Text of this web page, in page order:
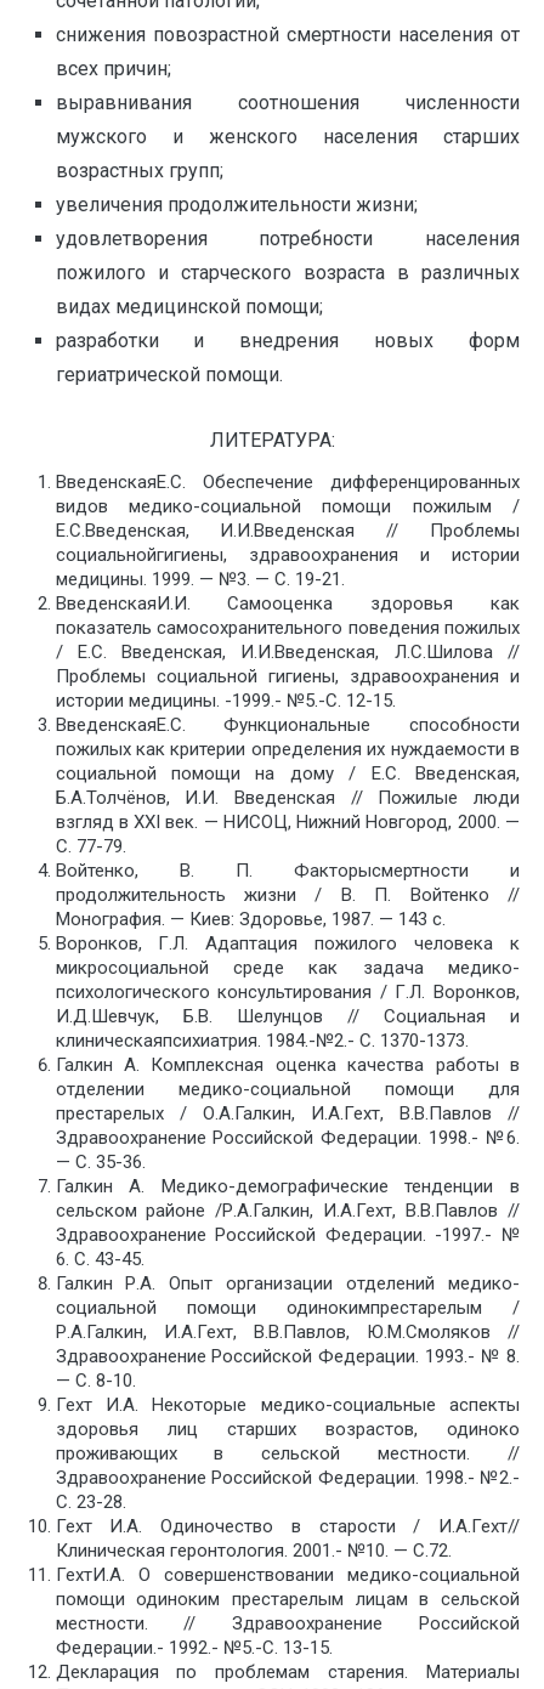
снижения повозрастной смертности населения от
всех причин;
выравнивания соотношения численности
мужского и женского населения старших
возрастных групп;
увеличения продолжительности жизни;
удовлетворения потребности населения
пожилого и старческого возраста в различных
видах медицинской помощи;
разработки и внедрения новых форм
гериатрической помощи.
ЛИТЕРАТУРА:
ВведенскаяЕ.С. Обеспечение дифференцированных
видов медико-социальной помощи пожилым /
Е.С.Введенская, И.И.Введенская // Проблемы
социальнойгигиены, здравоохранения и истории
медицины. 1999. — №3. — С. 19-21.
ВведенскаяИ.И. Самооценка здоровья как
показатель самосохранительного поведения пожилых
/ Е.С. Введенская, И.И.Введенская, Л.С.Шилова //
Проблемы социальной гигиены, здравоохранения и
истории медицины. -1999.- №5.-С. 12-15.
ВведенскаяЕ.С. Функциональные способности
пожилых как критерии определения их нуждаемости в
социальной помощи на дому / Е.С. Введенская,
Б.А.Толчёнов, И.И. Введенская // Пожилые люди
взгляд в XXI век. — НИСОЦ, Нижний Новгород, 2000. —
С. 77-79.
Войтенко, В. П. Факторысмертности и
продолжительность жизни / В. П. Войтенко //
Монография. — Киев: Здоровье, 1987. — 143 с.
Воронков, Г.Л. Адаптация пожилого человека к
микросоциальной среде как задача медико-
психологического консультирования / Г.Л. Воронков,
И.Д.Шевчук, Б.В. Шелунцов // Социальная и
клиническаяпсихиатрия. 1984.-№2.- С. 1370-1373.
Галкин A. Комплексная оценка качества работы в
отделении медико-социальной помощи для
престарелых / О.А.Галкин, И.А.Гехт, В.В.Павлов //
Здравоохранение Российской Федерации. 1998.- №6.
— С. 35-36.
Галкин A. Медико-демографические тенденции в
сельском районе /Р.А.Галкин, И.А.Гехт, В.В.Павлов //
Здравоохранение Российской Федерации. -1997.- №
6. С. 43-45.
Галкин Р.А. Опыт организации отделений медико-
социальной помощи одинокимпрестарелым /
Р.А.Галкин, И.А.Гехт, В.В.Павлов, Ю.М.Смоляков //
Здравоохранение Российской Федерации. 1993.- № 8.
— С. 8-10.
Гехт И.А. Некоторые медико-социальные аспекты
здоровья лиц старших возрастов, одиноко
проживающих в сельской местности. //
Здравоохранение Российской Федерации. 1998.- №2.-
С. 23-28.
Гехт И.А. Одиночество в старости / И.А.Гехт//
Клиническая геронтология. 2001.- №10. — С.72.
ГехтИ.А. О совершенствовании медико-социальной
помощи одиноким престарелым лицам в сельской
местности. // Здравоохранение Российской
Федерации.- 1992.- №5.-С. 13-15.
Декларация по проблемам старения. Материалы